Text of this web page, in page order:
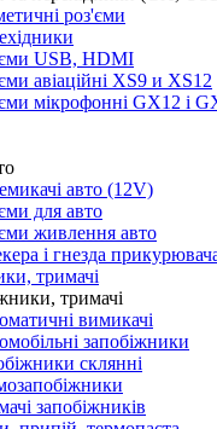
роз'єми
USB, HDMI
авіаційні XS9 и XS12
мікрофонні GX12 і
авто (12V)
для авто
живлення авто
і гнезда
тримачі
тримачі
вимикачі
запобіжники
склянні
запобіжників